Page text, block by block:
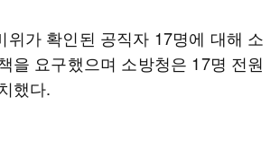
위가 확인된 공직자 17명에 대해 소
을 요구했으며 소방청은 17명 전원
했다.